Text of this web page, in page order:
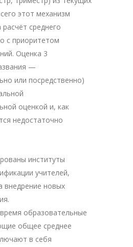
этот механизм
среднего
с приоритетом
Оценка 3
—
или посредственно)
оценкой и, как
недостаточно
институты
учителей,
внедрение новых
образовательные
общее среднее
в себя